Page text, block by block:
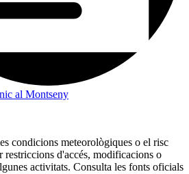
al Montseny
condicions meteorològiques o el risc
restriccions d'accés, modificacions o
activitats. Consulta les fonts oficials